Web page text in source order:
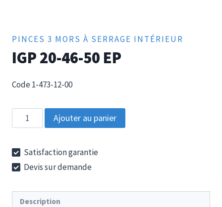
PINCES 3 MORS À SERRAGE INTÉRIEUR
IGP 20-46-50 EP
Code 1-473-12-00
quantité
de
20-
46-
EP
Ajouter au panier
Satisfaction garantie
Devis sur demande
Description